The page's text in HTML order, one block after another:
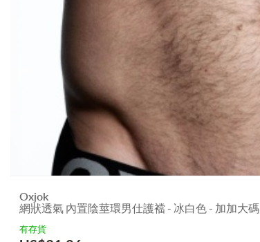
Oxjok
網狀透氣 內置陰莖環男仕護襠 - 冰白色 - 加加大碼
有存貨